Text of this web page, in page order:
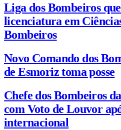
Liga dos Bombeiros
licenciatura em
Bombeiros
Novo Comando dos
de Esmoriz toma posse
Chefe dos Bombeiros
com Voto de Louvor
internacional